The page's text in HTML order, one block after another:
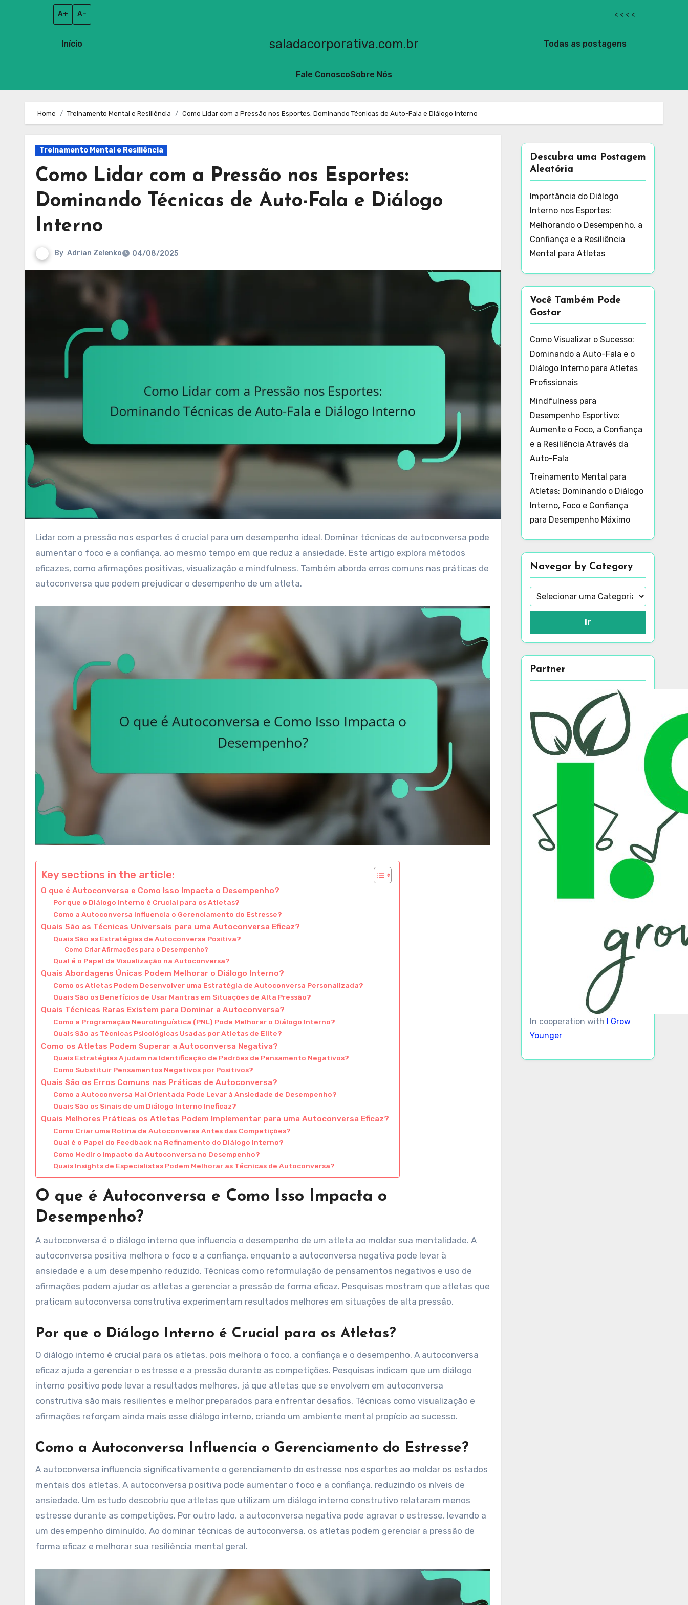
A+ A– < < < <
Início saladacorporativa.com.br Todas as postagens
Fale ConoscoSobre Nós
content
Home Treinamento Mental e Resiliência Como Lidar com a Pressão nos Esportes: Dominando Técnicas de Auto-Fala e Diálogo Interno
Treinamento Mental e Resiliência
Como Lidar com a Pressão nos Esportes:
Dominando Técnicas de Auto-Fala e Diálogo
Interno
By Adrian Zelenko 04/08/2025
Lidar com a pressão nos esportes é crucial para um desempenho ideal. Dominar técnicas de autoconversa pode
aumentar o foco e a confiança, ao mesmo tempo em que reduz a ansiedade. Este artigo explora métodos
eficazes, como afirmações positivas, visualização e mindfulness. Também aborda erros comuns nas práticas de
autoconversa que podem prejudicar o desempenho de um atleta.
Key sections in the article:
O que é Autoconversa e Como Isso Impacta o Desempenho?
Por que o Diálogo Interno é Crucial para os Atletas?
Como a Autoconversa Influencia o Gerenciamento do Estresse?
Quais São as Técnicas Universais para uma Autoconversa Eficaz?
Quais São as Estratégias de Autoconversa Positiva?
Como Criar Afirmações para o Desempenho?
Qual é o Papel da Visualização na Autoconversa?
Quais Abordagens Únicas Podem Melhorar o Diálogo Interno?
Como os Atletas Podem Desenvolver uma Estratégia de Autoconversa Personalizada?
Quais São os Benefícios de Usar Mantras em Situações de Alta Pressão?
Quais Técnicas Raras Existem para Dominar a Autoconversa?
Como a Programação Neurolinguística (PNL) Pode Melhorar o Diálogo Interno?
Quais São as Técnicas Psicológicas Usadas por Atletas de Elite?
Como os Atletas Podem Superar a Autoconversa Negativa?
Quais Estratégias Ajudam na Identificação de Padrões de Pensamento Negativos?
Como Substituir Pensamentos Negativos por Positivos?
Quais São os Erros Comuns nas Práticas de Autoconversa?
Como a Autoconversa Mal Orientada Pode Levar à Ansiedade de Desempenho?
Quais São os Sinais de um Diálogo Interno Ineficaz?
Quais Melhores Práticas os Atletas Podem Implementar para uma Autoconversa Eficaz?
Como Criar uma Rotina de Autoconversa Antes das Competições?
Qual é o Papel do Feedback na Refinamento do Diálogo Interno?
Como Medir o Impacto da Autoconversa no Desempenho?
Quais Insights de Especialistas Podem Melhorar as Técnicas de Autoconversa?
O que é Autoconversa e Como Isso Impacta o
Desempenho?
A autoconversa é o diálogo interno que influencia o desempenho de um atleta ao moldar sua mentalidade. A
autoconversa positiva melhora o foco e a confiança, enquanto a autoconversa negativa pode levar à
ansiedade e a um desempenho reduzido. Técnicas como reformulação de pensamentos negativos e uso de
afirmações podem ajudar os atletas a gerenciar a pressão de forma eficaz. Pesquisas mostram que atletas que
praticam autoconversa construtiva experimentam resultados melhores em situações de alta pressão.
Por que o Diálogo Interno é Crucial para os Atletas?
O diálogo interno é crucial para os atletas, pois melhora o foco, a confiança e o desempenho. A autoconversa
eficaz ajuda a gerenciar o estresse e a pressão durante as competições. Pesquisas indicam que um diálogo
interno positivo pode levar a resultados melhores, já que atletas que se envolvem em autoconversa
construtiva são mais resilientes e melhor preparados para enfrentar desafios. Técnicas como visualização e
afirmações reforçam ainda mais esse diálogo interno, criando um ambiente mental propício ao sucesso.
Como a Autoconversa Influencia o Gerenciamento do Estresse?
A autoconversa influencia significativamente o gerenciamento do estresse nos esportes ao moldar os estados
mentais dos atletas. A autoconversa positiva pode aumentar o foco e a confiança, reduzindo os níveis de
ansiedade. Um estudo descobriu que atletas que utilizam um diálogo interno construtivo relataram menos
estresse durante as competições. Por outro lado, a autoconversa negativa pode agravar o estresse, levando a
um desempenho diminuído. Ao dominar técnicas de autoconversa, os atletas podem gerenciar a pressão de
forma eficaz e melhorar sua resiliência mental geral.
Descubra uma Postagem
Aleatória
Importância do Diálogo
Interno nos Esportes:
Melhorando o Desempenho, a
Confiança e a Resiliência
Mental para Atletas
Você Também Pode
Gostar
Como Visualizar o Sucesso:
Dominando a Auto-Fala e o
Diálogo Interno para Atletas
Profissionais
Mindfulness para
Desempenho Esportivo:
Aumente o Foco, a Confiança
e a Resiliência Através da
Auto-Fala
Treinamento Mental para
Atletas: Dominando o Diálogo
Interno, Foco e Confiança
para Desempenho Máximo
Navegar by Category
Ir
Partner
In cooperation with I Grow
Younger